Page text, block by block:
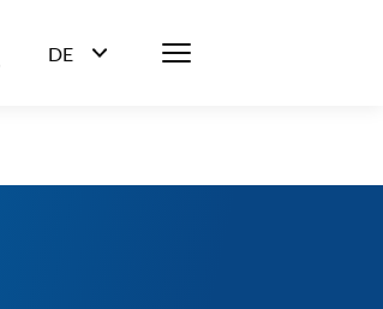
ein-/ausblenden
DE
Menü